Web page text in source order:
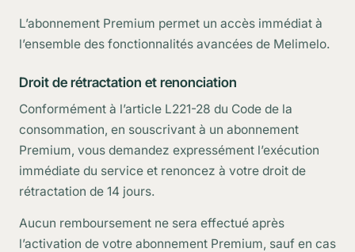
L’abonnement Premium permet un accès immédiat à
l’ensemble des fonctionnalités avancées de Melimelo.
Droit de rétractation et renonciation
Conformément à l’article L221-28 du Code de la
consommation, en souscrivant à un abonnement
Premium, vous demandez expressément l’exécution
immédiate du service et renoncez à votre droit de
rétractation de 14 jours.
Aucun remboursement ne sera effectué après
l’activation de votre abonnement Premium, sauf en cas